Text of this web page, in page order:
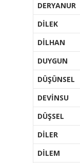
DERYANUR
DİLEK
DİLHAN
DUYGUN
DÜŞÜNSEL
DEVİNSU
DÜŞSEL
DİLER
DİLEM